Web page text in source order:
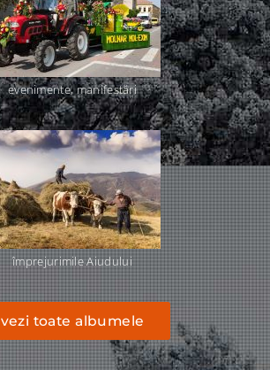
evenimente, manifestări
împrejurimile Aiudului
vezi toate albumele